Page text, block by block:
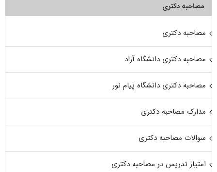
مصاحبه دکتری
مصاحبه دکتری
مصاحبه دکتری دانشگاه آزاد
مصاحبه دکتری دانشگاه پیام نور
مدارک مصاحبه دکتری
سوالات مصاحبه دکتری
امتیاز تدریس در مصاحبه دکتری